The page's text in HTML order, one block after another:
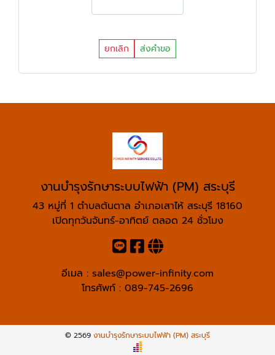
ยกเลิก ส่งคำขอ
งานบำรุงรักษาระบบไฟฟ้า (PM) สระบุรี
43 หมู่ที่ 1 ตำบลต้นตาล อำเภอเสาไห้ สระบุรี 18160
เปิดทุกวันจันทร์-อาทิตย์ ตลอด 24 ชั่วโมง
อีเมล : sales@power-infinity.com
โทรศัพท์ : 089-745-2696
© 2569 งานบำรุงรักษาระบบไฟฟ้า (PM) สระบุรี